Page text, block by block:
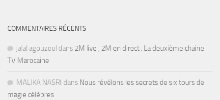
COMMENTAIRES RÉCENTS
jalal agouzoul dans 2M live , 2M en direct : La deuxième chaine
TV Marocaine
MALIKA NASRI dans Nous révélons les secrets de six tours de
magie célèbres